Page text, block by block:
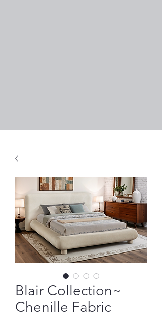
Blair Collection~
Chenille Fabric